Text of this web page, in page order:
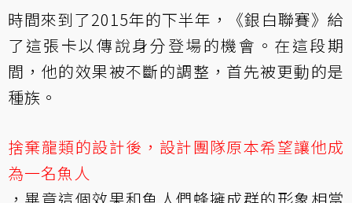
時間來到了2015年的下半年，《銀白聯賽》給
了這張卡以傳說身分登場的機會。在這段期
間，他的效果被不斷的調整，首先被更動的是
種族。
捨棄龍類的設計後，設計團隊原本希望讓他成
為一名魚人